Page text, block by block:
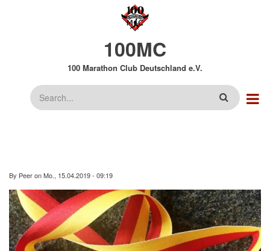
100MC
100 Marathon Club Deutschland e.V.
Suche
By PeeronMo., 15.04.2019 - 09:19